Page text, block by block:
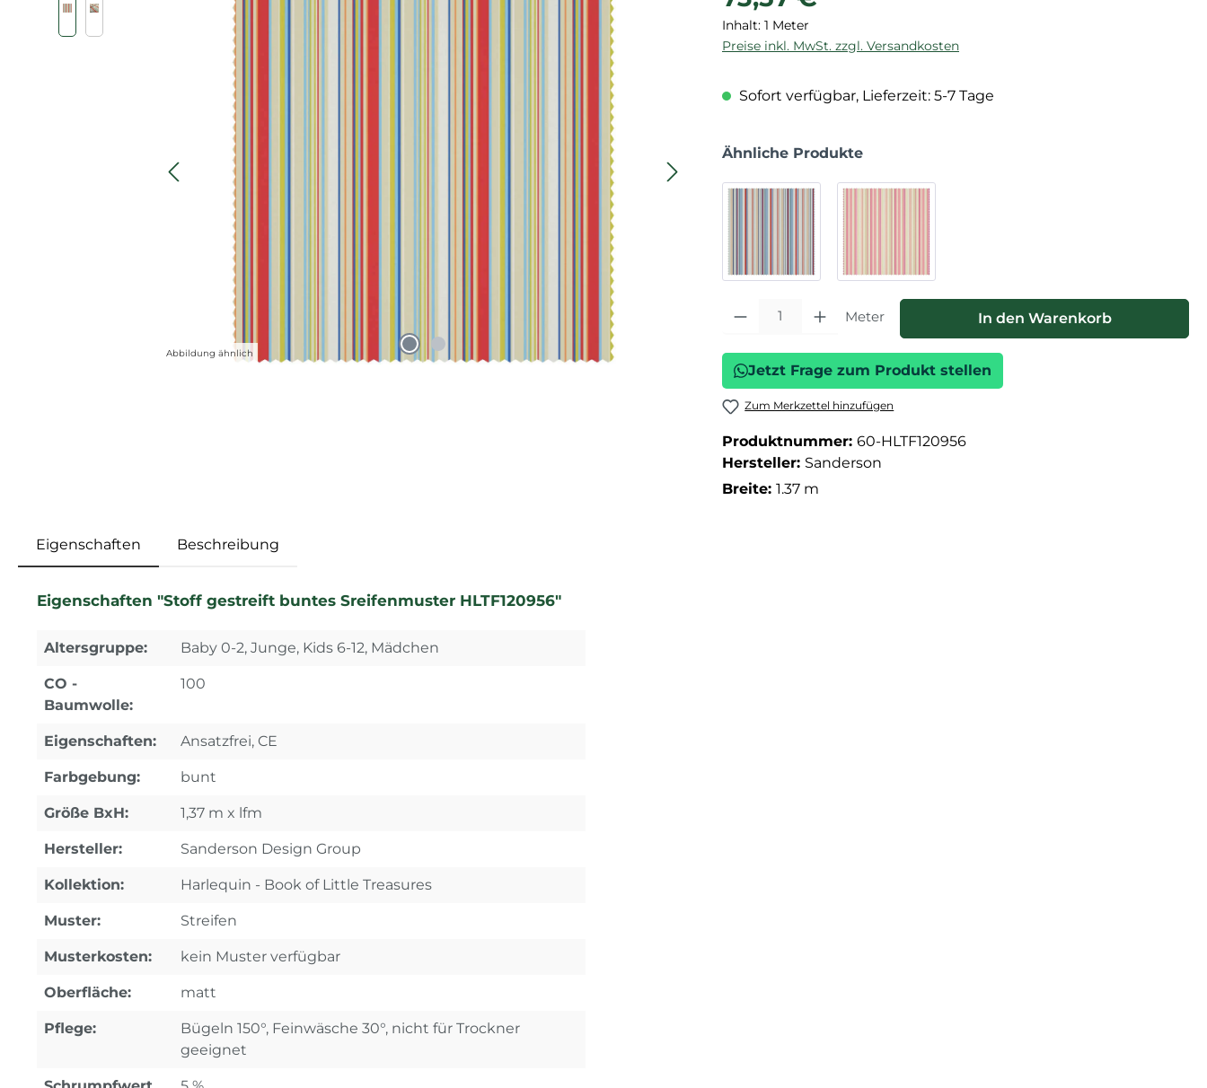
Abbildung ähnlich
Inhalt: 1 Meter
Preise inkl. MwSt. zzgl. Versandkosten
Sofort verfügbar, Lieferzeit: 5-7 Tage
Ähnliche Produkte
Produkt Anzahl: Gib den gewünschten Wert ein oder benutze die
Meter In den Warenkorb
Jetzt Frage zum Produkt stellen
Zum Merkzettel hinzufügen
Produktnummer: 60-HLTF120956
Hersteller: Sanderson
Breite: 1.37 m
Eigenschaften Beschreibung
Eigenschaften "Stoff gestreift buntes Sreifenmuster HLTF120956"
Altersgruppe: Baby 0-2, Junge, Kids 6-12, Mädchen
CO -
Baumwolle:
100
Eigenschaften: Ansatzfrei, CE
Farbgebung: bunt
Größe BxH: 1,37 m x lfm
Hersteller: Sanderson Design Group
Kollektion: Harlequin - Book of Little Treasures
Muster: Streifen
Musterkosten: kein Muster verfügbar
Oberfläche: matt
Pflege:
Bügeln 150°, Feinwäsche 30°, nicht für Trockner
geeignet